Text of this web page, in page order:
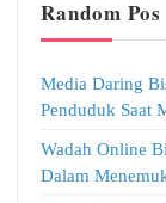
Random Pos
Media Daring
Penduduk Saat
Wadah Online
Dalam